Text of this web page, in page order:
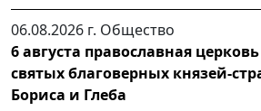
06.08.2026 г. Общество
6 августа православная
святых благоверных князей-
Бориса и Глеба